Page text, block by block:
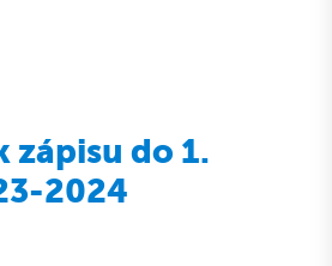
zápisu do 1.
2024